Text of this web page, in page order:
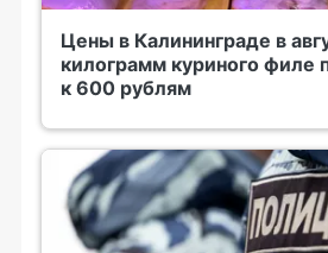
Цены в Калининграде в
килограмм куриного филе
к 600 рублям